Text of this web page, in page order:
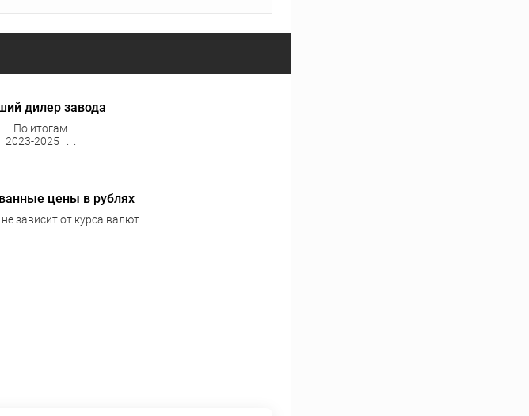
дилер завода
По итогам
2023-2025 г.г.
цены в рублях
зависит от курса валют